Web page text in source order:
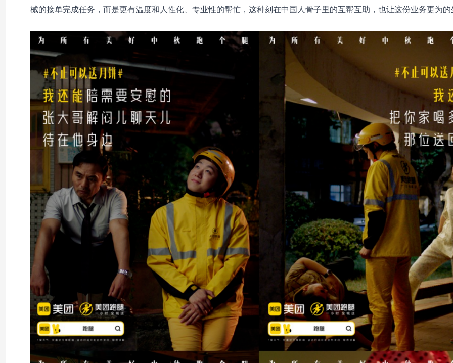
械的接单完成任务，而是更有温度和人性化、专业性的帮忙，这种刻在中国人骨子里的互帮互助，也让这份业务更为的